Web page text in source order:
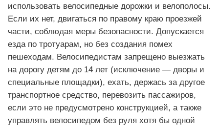
использовать велосипедные дорожки и велополосы.
Если их нет, двигаться по правому краю проезжей
части, соблюдая меры безопасности. Допускается
езда по тротуарам, но без создания помех
пешеходам. Велосипедистам запрещено выезжать
на дорогу детям до 14 лет (исключение — дворы и
специальные площадки), ехать, держась за другое
транспортное средство, перевозить пассажиров,
если это не предусмотрено конструкцией, а также
управлять велосипедом без руля хотя бы одной